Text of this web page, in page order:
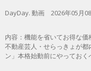
DayDay. 動画 2026年05月
内容：機能を省いてお得な
不動産芸人・せらっきょが
ン」本格始動前にやっておく